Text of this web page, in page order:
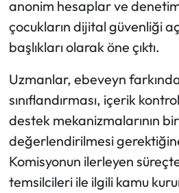
anonim hesaplar ve
çocukların dijital güvenliği
başlıkları olarak öne çıktı.
Uzmanlar, ebeveyn
sınıflandırması, içerik
destek mekanizmalarının
değerlendirilmesi
Komisyonun ilerleyen
temsilcileri ile ilgili kamu